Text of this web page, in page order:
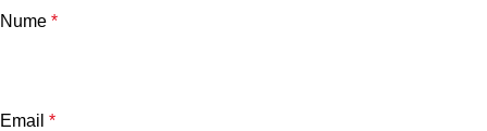
Nume *
Email *